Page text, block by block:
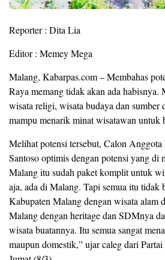
Reporter : Dita Lia
Editor : Memey Mega
Malang, Kabarpas.com – Membahas
Raya memang tidak akan ada habisnya.
wisata religi, wisata budaya dan sumber
mampu menarik minat wisatawan untuk
Melihat potensi tersebut, Calon
Santoso optimis dengan potensi yang
Malang itu sudah paket komplit untuk
aja, ada di Malang. Tapi semua itu tidak
Kabupaten Malang dengan wisata alam
Malang dengan heritage dan SDMnya
wisata buatannya. Itu semua sangat
maupun domestik,” ujar caleg dari